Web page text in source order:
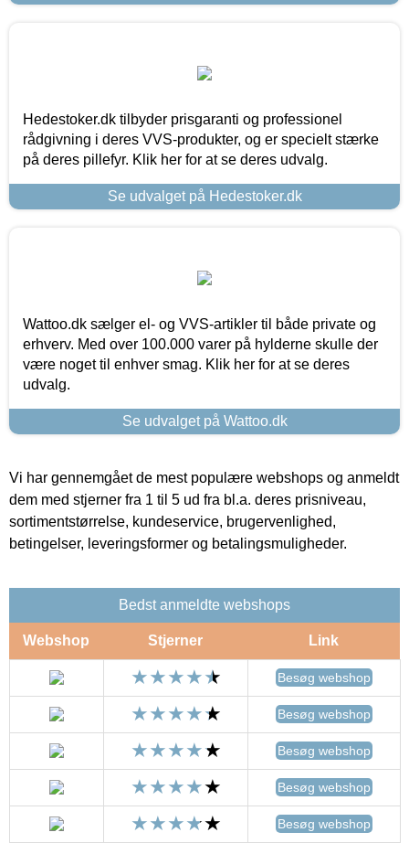
Hedestoker.dk tilbyder prisgaranti og professionel
rådgivning i deres VVS-produkter, og er specielt stærke
på deres pillefyr. Klik her for at se deres udvalg.
Se udvalget på Hedestoker.dk
Wattoo.dk sælger el- og VVS-artikler til både private og
erhverv. Med over 100.000 varer på hylderne skulle der
være noget til enhver smag. Klik her for at se deres
udvalg.
Se udvalget på Wattoo.dk
Vi har gennemgået de mest populære webshops og anmeldt
dem med stjerner fra 1 til 5 ud fra bl.a. deres prisniveau,
sortimentstørrelse, kundeservice, brugervenlighed,
betingelser, leveringsformer og betalingsmuligheder.
Bedst anmeldte webshops
Webshop Stjerner Link
Besøg webshop
Besøg webshop
Besøg webshop
Besøg webshop
Besøg webshop